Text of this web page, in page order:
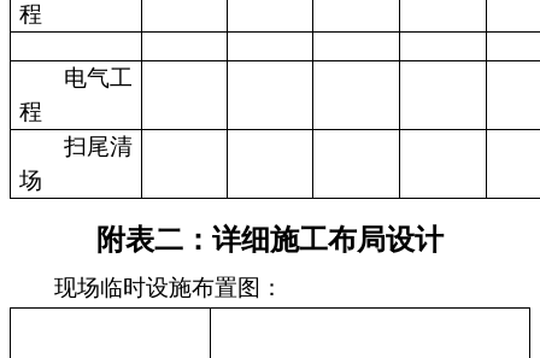
程
电气工
程
扫尾清
场
附表二：详细施工布局设计
现场临时设施布置图：